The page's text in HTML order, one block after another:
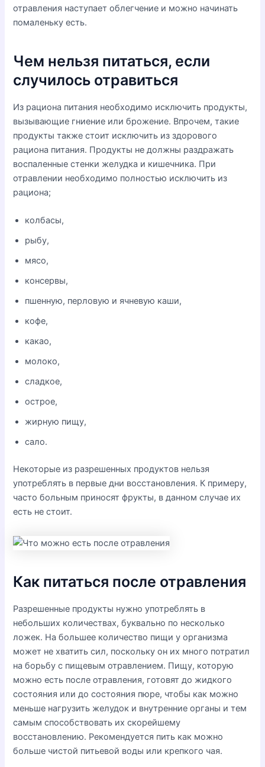
отравления наступает облегчение и можно начинать
помаленьку есть.
Чем нельзя питаться, если
случилось отравиться
Из рациона питания необходимо исключить продукты,
вызывающие гниение или брожение. Впрочем, такие
продукты также стоит исключить из здорового
рациона питания. Продукты не должны раздражать
воспаленные стенки желудка и кишечника. При
отравлении необходимо полностью исключить из
рациона;
колбасы,
рыбу,
мясо,
консервы,
пшенную, перловую и ячневую каши,
кофе,
какао,
молоко,
сладкое,
острое,
жирную пищу,
сало.
Некоторые из разрешенных продуктов нельзя
употреблять в первые дни восстановления. К примеру,
часто больным приносят фрукты, в данном случае их
есть не стоит.
Как питаться после отравления
Разрешенные продукты нужно употреблять в
небольших количествах, буквально по несколько
ложек. На большее количество пищи у организма
может не хватить сил, поскольку он их много потратил
на борьбу с пищевым отравлением. Пищу, которую
можно есть после отравления, готовят до жидкого
состояния или до состояния пюре, чтобы как можно
меньше нагрузить желудок и внутренние органы и тем
самым способствовать их скорейшему
восстановлению. Рекомендуется пить как можно
больше чистой питьевой воды или крепкого чая.